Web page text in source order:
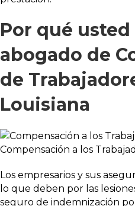
Por qué
abogado de
de
Louisiana
Los empresarios y sus
lo que deben por las
seguro de indemnización